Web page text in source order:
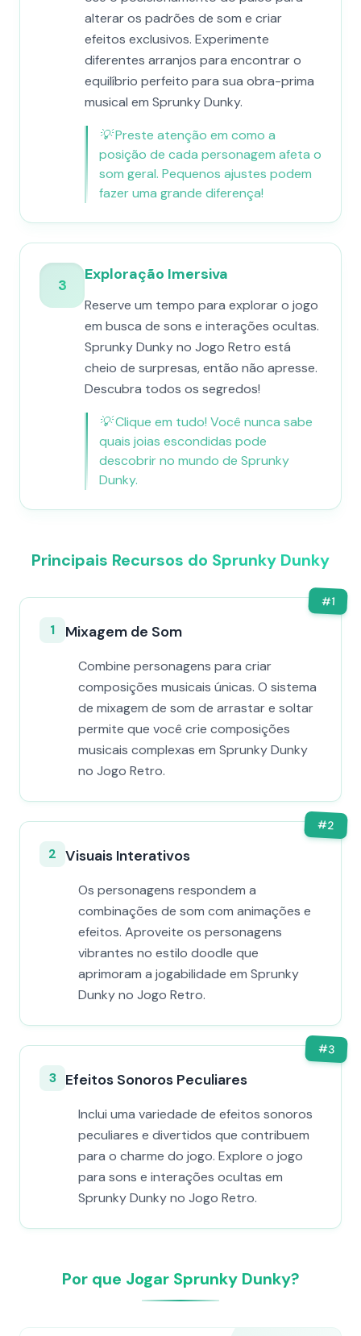
alterar os padrões de som e criar
efeitos exclusivos. Experimente
diferentes arranjos para encontrar o
equilíbrio perfeito para sua obra-prima
musical em Sprunky Dunky.
💡Preste atenção em como a
posição de cada personagem afeta o
som geral. Pequenos ajustes podem
fazer uma grande diferença!
3
Exploração Imersiva
Reserve um tempo para explorar o jogo
em busca de sons e interações ocultas.
Sprunky Dunky no Jogo Retro está
cheio de surpresas, então não apresse.
Descubra todos os segredos!
💡Clique em tudo! Você nunca sabe
quais joias escondidas pode
descobrir no mundo de Sprunky
Dunky.
Principais Recursos do Sprunky Dunky
#1
1 Mixagem de Som
Combine personagens para criar
composições musicais únicas. O sistema
de mixagem de som de arrastar e soltar
permite que você crie composições
musicais complexas em Sprunky Dunky
no Jogo Retro.
#2
2 Visuais Interativos
Os personagens respondem a
combinações de som com animações e
efeitos. Aproveite os personagens
vibrantes no estilo doodle que
aprimoram a jogabilidade em Sprunky
Dunky no Jogo Retro.
#3
3 Efeitos Sonoros Peculiares
Inclui uma variedade de efeitos sonoros
peculiares e divertidos que contribuem
para o charme do jogo. Explore o jogo
para sons e interações ocultas em
Sprunky Dunky no Jogo Retro.
Por que Jogar Sprunky Dunky?